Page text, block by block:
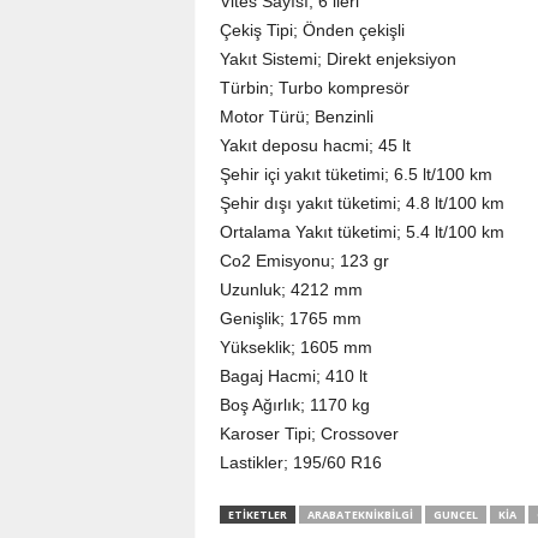
Çekiş Tipi; Önden çekişli
Yakıt Sistemi; Direkt enjeksiyon
Türbin; Turbo kompresör
Motor Türü; Benzinli
Yakıt deposu hacmi; 45 lt
Şehir içi yakıt tüketimi; 6.5 lt/100 km
Şehir dışı yakıt tüketimi; 4.8 lt/100 km
Ortalama Yakıt tüketimi; 5.4 lt/100 km
Co2 Emisyonu; 123 gr
Uzunluk; 4212 mm
Genişlik; 1765 mm
Yükseklik; 1605 mm
Bagaj Hacmi; 410 lt
Boş Ağırlık; 1170 kg
Karoser Tipi; Crossover
Lastikler; 195/60 R16
ETIKETLER ARABATEKNIKBILGI GUNCEL KIA